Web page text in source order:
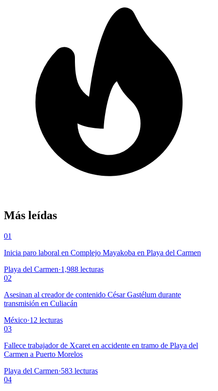
Más leídas
01
Inicia paro laboral en Complejo Mayakoba en Playa del Carmen
Playa del Carmen·1,988 lecturas
02
Asesinan al creador de contenido César Gastélum durante
transmisión en Culiacán
México·12 lecturas
03
Fallece trabajador de Xcaret en accidente en tramo de Playa del
Carmen a Puerto Morelos
Playa del Carmen·583 lecturas
04